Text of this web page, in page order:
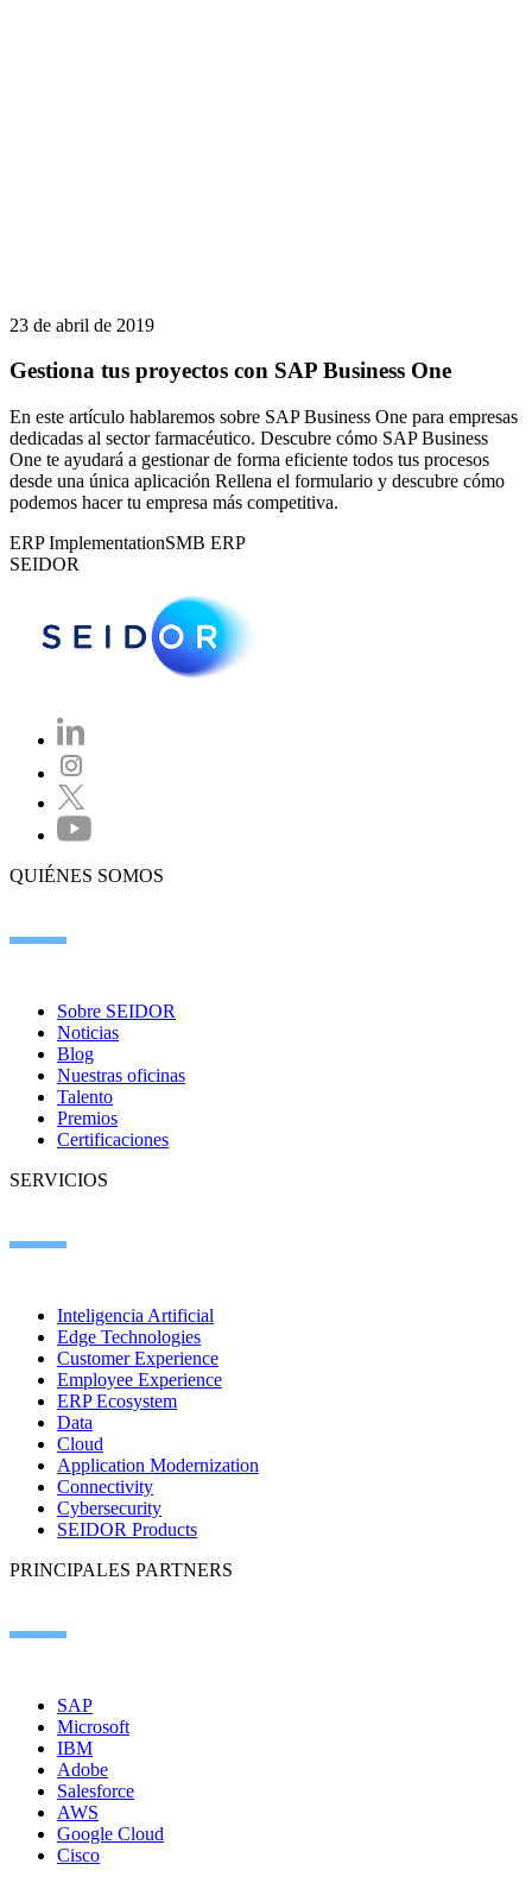
23 de abril de 2019
Gestiona tus proyectos con SAP Business One
En este artículo hablaremos sobre SAP Business One para empresas
dedicadas al sector farmacéutico. Descubre cómo SAP Business
One te ayudará a gestionar de forma eficiente todos tus procesos
desde una única aplicación Rellena el formulario y descubre cómo
podemos hacer tu empresa más competitiva.
ERP ImplementationSMB ERP
SEIDOR
QUIÉNES SOMOS
Sobre SEIDOR
Noticias
Blog
Nuestras oficinas
Talento
Premios
Certificaciones
SERVICIOS
Inteligencia Artificial
Edge Technologies
Customer Experience
Employee Experience
ERP Ecosystem
Data
Cloud
Application Modernization
Connectivity
Cybersecurity
SEIDOR Products
PRINCIPALES PARTNERS
SAP
Microsoft
IBM
Adobe
Salesforce
AWS
Google Cloud
Cisco